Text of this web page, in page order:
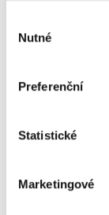
souhlasu
Nutné
Preferenční
Statistické
Marketingové